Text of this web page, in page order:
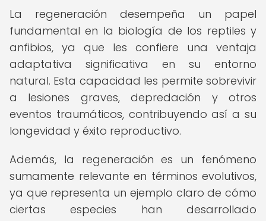
La regeneración desempeña un papel
fundamental en la biología de los reptiles y
anfibios, ya que les confiere una ventaja
adaptativa significativa en su entorno
natural. Esta capacidad les permite sobrevivir
a lesiones graves, depredación y otros
eventos traumáticos, contribuyendo así a su
longevidad y éxito reproductivo.
Además, la regeneración es un fenómeno
sumamente relevante en términos evolutivos,
ya que representa un ejemplo claro de cómo
ciertas especies han desarrollado